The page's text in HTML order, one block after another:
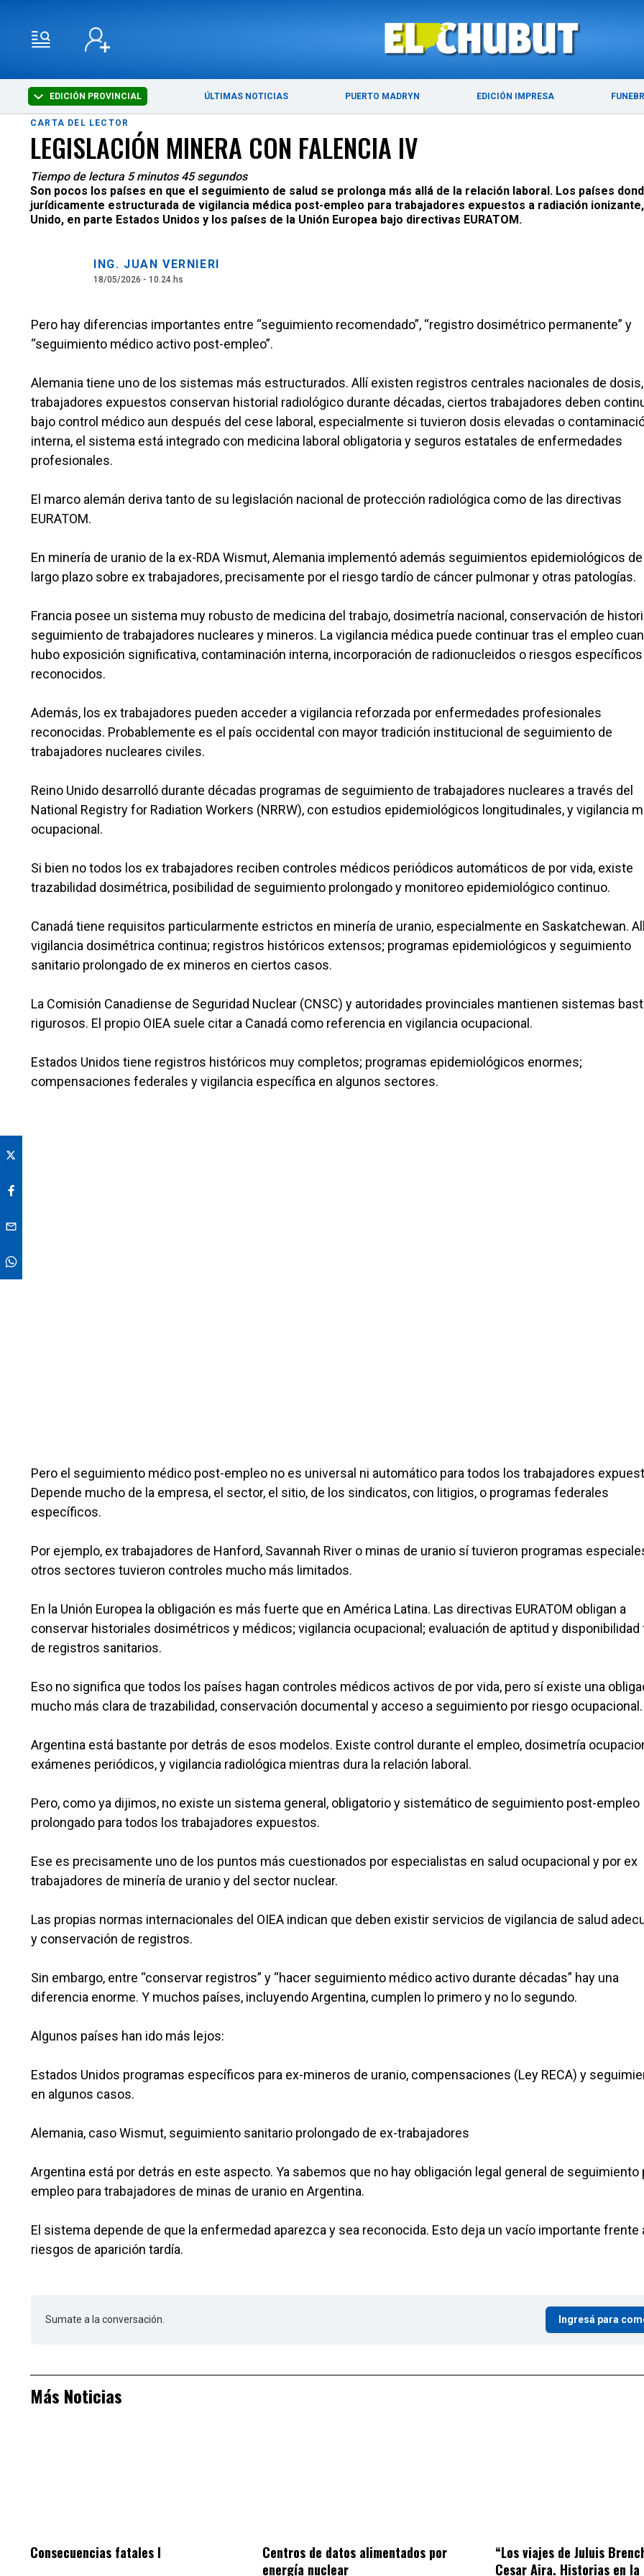
EDICIÓN PROVINCIAL ÚLTIMAS NOTICIAS PUERTO MADRYN EDICIÓN IMPRESA
ÚLTIMAS NOTICIAS PUERTO MADRYN
CARTA DEL LECTOR
LEGISLACIÓN MINERA CON FALENCIA IV
Tiempo de lectura 5 minutos 45 segundos
Son pocos los países en que el seguimiento de salud se prolonga más allá de la relación laboral. Los países
jurídicamente estructurada de vigilancia médica post-empleo para trabajadores expuestos a radiación
Unido, en parte Estados Unidos y los países de la Unión Europea bajo directivas EURATOM.
ING. JUAN VERNIERI
18/05/2026 - 10.24.hs
Pero hay diferencias importantes entre “seguimiento recomendado”, “registro dosimétrico permanente” y
“seguimiento médico activo post-empleo”.
Alemania tiene uno de los sistemas más estructurados. Allí existen registros centrales nacionales de
trabajadores expuestos conservan historial radiológico durante décadas, ciertos trabajadores deben
bajo control médico aun después del cese laboral, especialmente si tuvieron dosis elevadas o
interna, el sistema está integrado con medicina laboral obligatoria y seguros estatales de enfermedades
profesionales.
El marco alemán deriva tanto de su legislación nacional de protección radiológica como de las directivas
EURATOM.
En minería de uranio de la ex-RDA Wismut, Alemania implementó además seguimientos epidemiológicos
largo plazo sobre ex trabajadores, precisamente por el riesgo tardío de cáncer pulmonar y otras patologías.
Francia posee un sistema muy robusto de medicina del trabajo, dosimetría nacional, conservación de
seguimiento de trabajadores nucleares y mineros. La vigilancia médica puede continuar tras el empleo
hubo exposición significativa, contaminación interna, incorporación de radionucleidos o riesgos específicos
reconocidos.
Además, los ex trabajadores pueden acceder a vigilancia reforzada por enfermedades profesionales
reconocidas. Probablemente es el país occidental con mayor tradición institucional de seguimiento de
trabajadores nucleares civiles.
Reino Unido desarrolló durante décadas programas de seguimiento de trabajadores nucleares a través del
National Registry for Radiation Workers (NRRW), con estudios epidemiológicos longitudinales, y vigilancia
ocupacional.
Si bien no todos los ex trabajadores reciben controles médicos periódicos automáticos de por vida, existe
trazabilidad dosimétrica, posibilidad de seguimiento prolongado y monitoreo epidemiológico continuo.
Canadá tiene requisitos particularmente estrictos en minería de uranio, especialmente en Saskatchewan.
vigilancia dosimétrica continua; registros históricos extensos; programas epidemiológicos y seguimiento
sanitario prolongado de ex mineros en ciertos casos.
La Comisión Canadiense de Seguridad Nuclear (CNSC) y autoridades provinciales mantienen sistemas
rigurosos. El propio OIEA suele citar a Canadá como referencia en vigilancia ocupacional.
Estados Unidos tiene registros históricos muy completos; programas epidemiológicos enormes;
compensaciones federales y vigilancia específica en algunos sectores.
Pero el seguimiento médico post-empleo no es universal ni automático para todos los trabajadores
Depende mucho de la empresa, el sector, el sitio, de los sindicatos, con litigios, o programas federales
específicos.
Por ejemplo, ex trabajadores de Hanford, Savannah River o minas de uranio sí tuvieron programas
otros sectores tuvieron controles mucho más limitados.
En la Unión Europea la obligación es más fuerte que en América Latina. Las directivas EURATOM obligan a
conservar historiales dosimétricos y médicos; vigilancia ocupacional; evaluación de aptitud y disponibilidad
de registros sanitarios.
Eso no significa que todos los países hagan controles médicos activos de por vida, pero sí existe una
mucho más clara de trazabilidad, conservación documental y acceso a seguimiento por riesgo ocupacional.
Argentina está bastante por detrás de esos modelos. Existe control durante el empleo, dosimetría
exámenes periódicos, y vigilancia radiológica mientras dura la relación laboral.
Pero, como ya dijimos, no existe un sistema general, obligatorio y sistemático de seguimiento post-empleo
prolongado para todos los trabajadores expuestos.
Ese es precisamente uno de los puntos más cuestionados por especialistas en salud ocupacional y por ex
trabajadores de minería de uranio y del sector nuclear.
Las propias normas internacionales del OIEA indican que deben existir servicios de vigilancia de salud
y conservación de registros.
Sin embargo, entre “conservar registros” y “hacer seguimiento médico activo durante décadas” hay una
diferencia enorme. Y muchos países, incluyendo Argentina, cumplen lo primero y no lo segundo.
Algunos países han ido más lejos:
Estados Unidos programas específicos para ex-mineros de uranio, compensaciones (Ley RECA) y
en algunos casos.
Alemania, caso Wismut, seguimiento sanitario prolongado de ex-trabajadores
Argentina está por detrás en este aspecto. Ya sabemos que no hay obligación legal general de seguimiento
empleo para trabajadores de minas de uranio en Argentina.
El sistema depende de que la enfermedad aparezca y sea reconocida. Esto deja un vacío importante frente
riesgos de aparición tardía.
Sumate a la conversación. Ingresá para
Más Noticias
Consecuencias fatales I
Centros de datos alimentados por
energía nuclear
“Los viajes de Juluis
Cesar Aira. Historias en la